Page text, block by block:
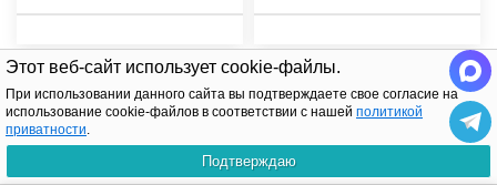
Этот веб-сайт использует cookie-файлы.
При использовании данного сайта вы подтверждаете свое согласие на
использование cookie-файлов в соответствии с нашей политикой
приватности.
Подтверждаю
Пульт для Grundig
47VLE9372BR
Пульт для Grundig
39VLE931WL